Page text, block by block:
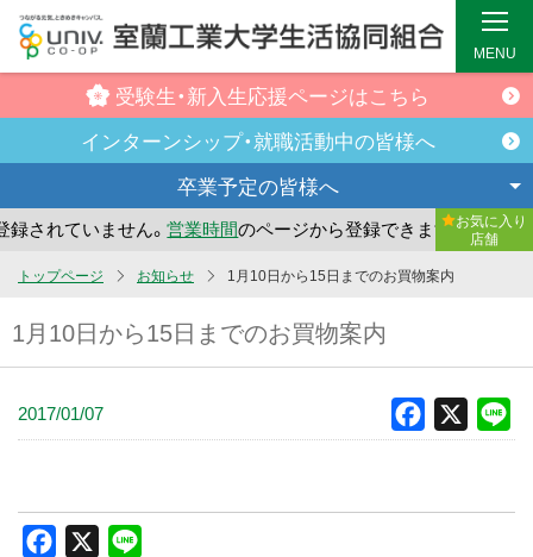
ン
コ
受験生・新入生応援ページはこちら
インターンシップ・就職活動中の皆様へ
卒業予定の皆様へ
れていません。営業時間のページから登録できます。 ま
お気に入り
店舗
MENU
トップページ お知らせ 1月10日から15日までのお買物案内
1月10日から15日までのお買物案内
2017/01/07 Facebook
Facebook